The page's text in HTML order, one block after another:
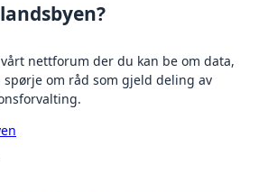
nettforum der du kan be om data,
om råd som gjeld deling av